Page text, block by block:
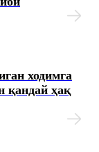
ходимга
қандай ҳақ